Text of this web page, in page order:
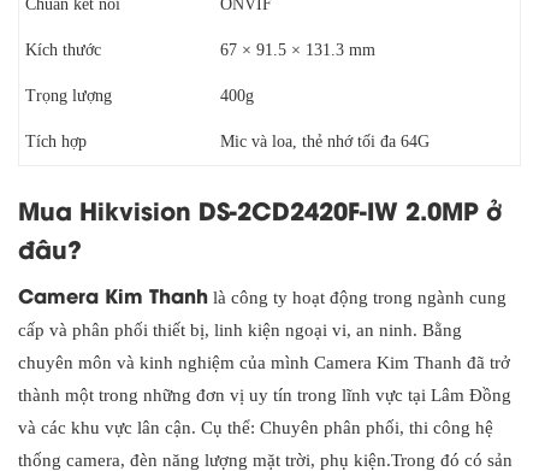
Chuẩn kết nối ONVIF
Kích thước 67 × 91.5 × 131.3 mm
Trọng lượng 400g
Tích hợp Mic và loa, thẻ nhớ tối đa 64G
Mua Hikvision DS-2CD2420F-IW 2.0MP ở
đâu?
Camera Kim Thanh là công ty hoạt động trong ngành cung
cấp và phân phối thiết bị, linh kiện ngoại vi, an ninh. Bằng
chuyên môn và kinh nghiệm của mình Camera Kim Thanh đã trở
thành một trong những đơn vị uy tín trong lĩnh vực tại Lâm Đồng
và các khu vực lân cận. Cụ thể: Chuyên phân phối, thi công hệ
thống camera, đèn năng lượng mặt trời, phụ kiện.Trong đó có sản